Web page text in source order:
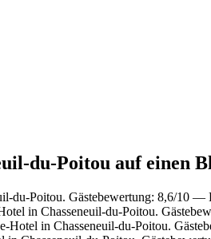
du-Poitou auf einen
du-Poitou. Gästebewertung: 8,6/10 —
in Chasseneuil-du-Poitou.
Hotel in Chasseneuil-du-Poitou.